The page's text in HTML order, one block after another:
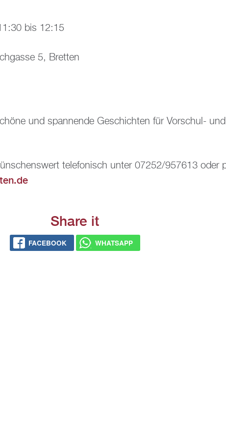
bis 12:15
5, Brett­en
und span­nen­de Ge­schich­ten für Vor­schul- und
te­le­fo­nisch unter 07252/957613 oder
Share it
FACE­BOOK WHATS­APP